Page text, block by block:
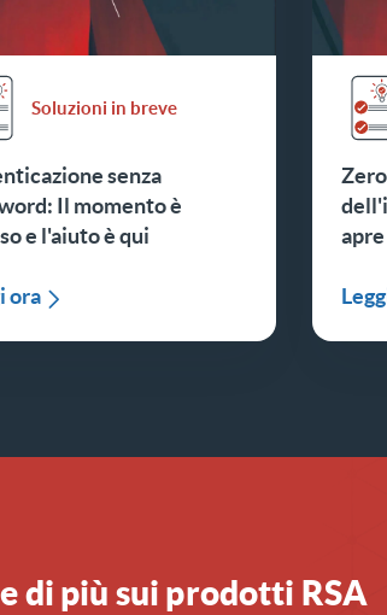
Soluzioni in breve
senza
Il momento è
e l'aiuto è qui
ora
di più sui prodotti RSA